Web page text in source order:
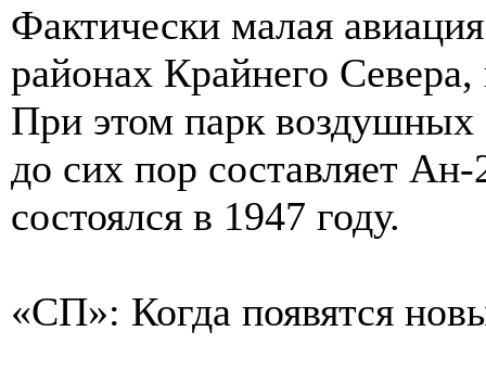
Фактически малая
районах Крайнего
При этом парк воздушных
до сих пор составляет
состоялся в 1947 году.
«СП»: Когда появятся